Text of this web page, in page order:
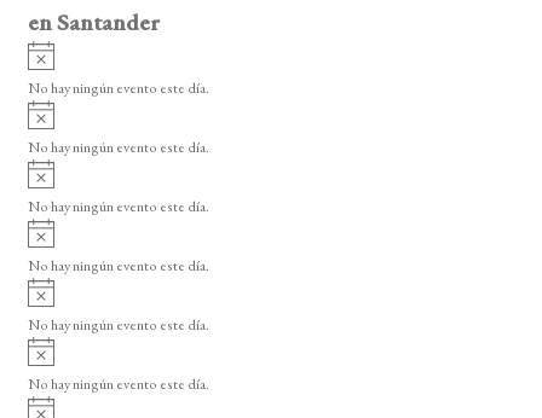
en Santander
A
v
i
o
No hay ningún evento este día.
A
v
i
o
No hay ningún evento este día.
A
v
i
o
No hay ningún evento este día.
A
v
i
o
No hay ningún evento este día.
A
v
i
o
No hay ningún evento este día.
A
v
i
No hay ningún evento este día.
A